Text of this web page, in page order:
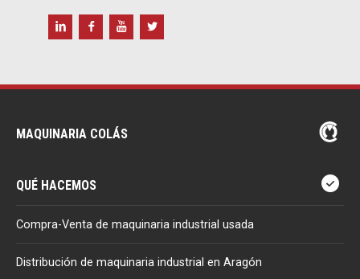
MAQUINARIA COLÁS
QUÉ HACEMOS
Compra-Venta de maquinaria industrial usada
Distribución de maquinaria industrial en Aragón